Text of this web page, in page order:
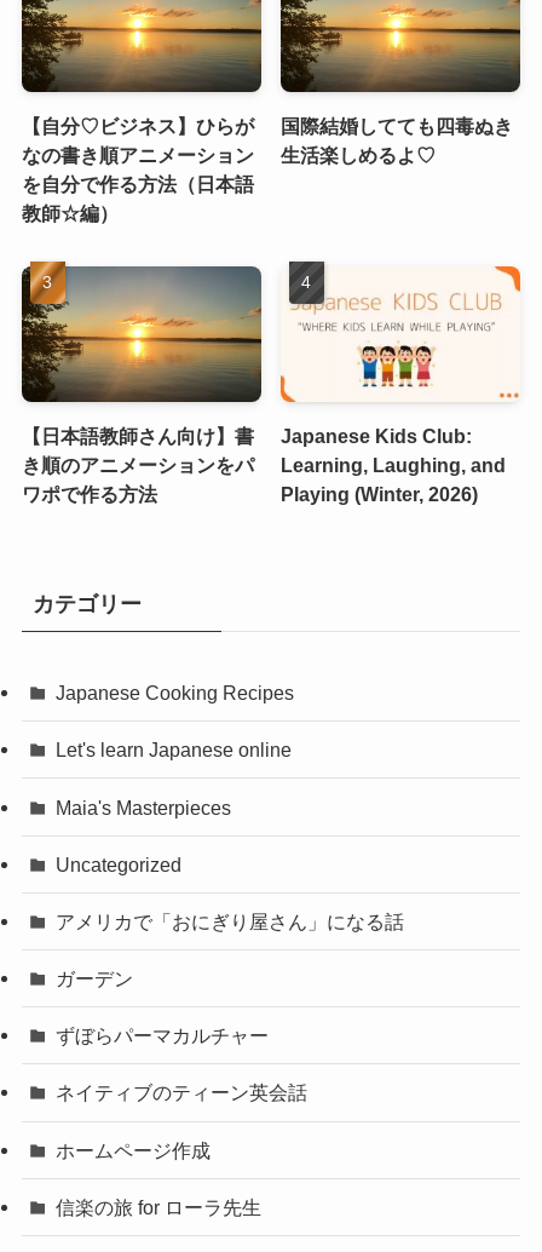
【自分♡ビジネス】ひらが
なの書き順アニメーション
を自分で作る方法（日本語
教師☆編）
国際結婚してても四毒ぬき
生活楽しめるよ♡
【日本語教師さん向け】書
き順のアニメーションをパ
ワポで作る方法
Japanese Kids Club:
Learning, Laughing, and
Playing (Winter, 2026)
カテゴリー
Japanese Cooking Recipes
Let's learn Japanese online
Maia's Masterpieces
Uncategorized
アメリカで「おにぎり屋さん」になる話
ガーデン
ずぼらパーマカルチャー
ネイティブのティーン英会話
ホームページ作成
信楽の旅 for ローラ先生